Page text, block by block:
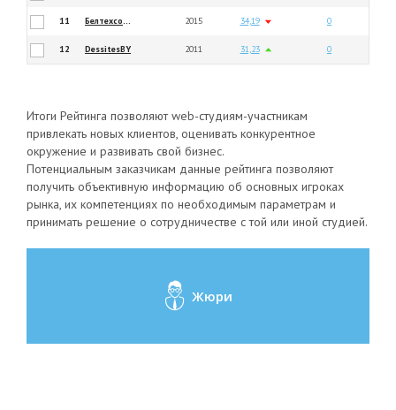
11 Белтехсофт 2015 34,19 0
12 DessitesBY 2011 31,23 0
Итоги Рейтинга позволяют web-студиям-участникам
привлекать новых клиентов, оценивать конкурентное
окружение и развивать свой бизнес.
Потенциальным заказчикам данные рейтинга позволяют
получить объективную информацию об основных игроках
рынка, их компетенциях по необходимым параметрам и
принимать решение о сотрудничестве с той или иной студией.
Жюри